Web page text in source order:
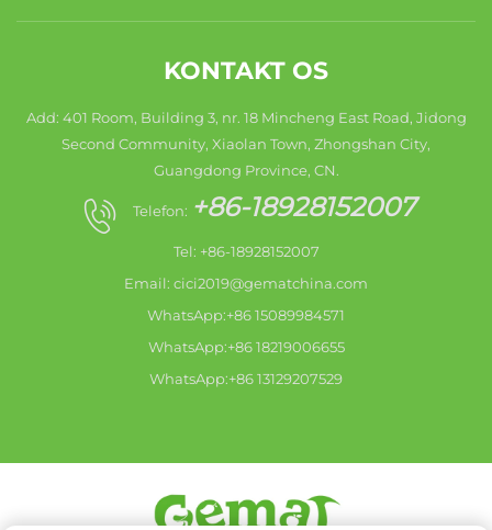
KONTAKT OS
Add: 401 Room, Building 3, nr. 18 Mincheng East Road, Jidong
Second Community, Xiaolan Town, Zhongshan City,
Guangdong Province, CN.
Telefon: +86-18928152007
Tel: +86-18928152007
Email: cici2019@gematchina.com
WhatsApp:+86 15089984571
WhatsApp:+86 18219006655
WhatsApp:+86 13129207529